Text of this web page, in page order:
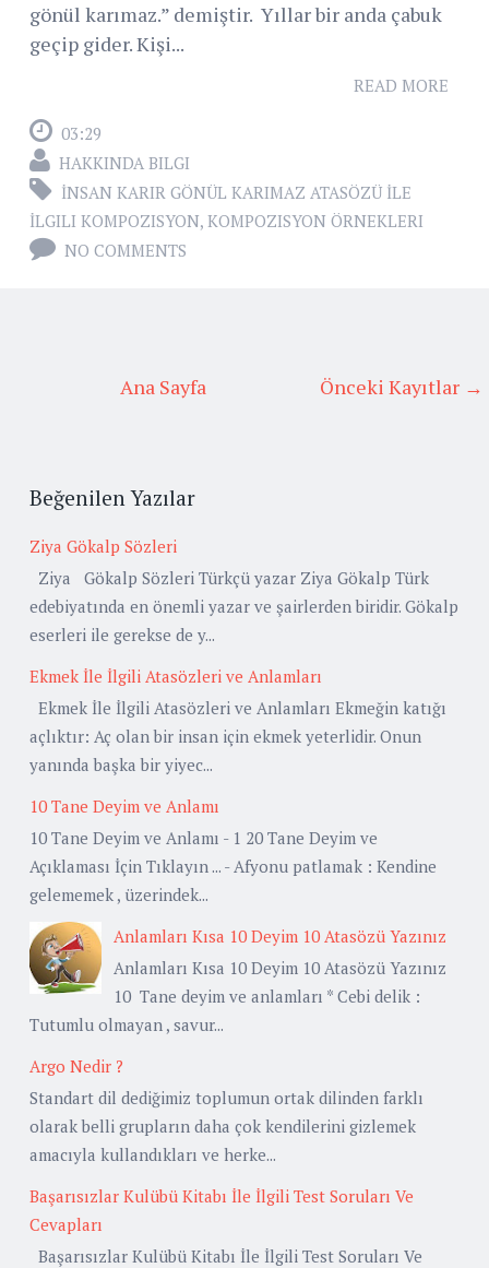
gönül karımaz.” demiştir. Yıllar bir anda çabuk
geçip gider. Kişi...
READ MORE
03:29
HAKKINDA BILGI
İNSAN KARIR GÖNÜL KARIMAZ ATASÖZÜ İLE
İLGILI KOMPOZISYON, KOMPOZISYON ÖRNEKLERI
NO COMMENTS
Önceki Kayıtlar →
Ana Sayfa
Beğenilen Yazılar
Ziya Gökalp Sözleri
Ziya Gökalp Sözleri Türkçü yazar Ziya Gökalp Türk
edebiyatında en önemli yazar ve şairlerden biridir. Gökalp
eserleri ile gerekse de y...
Ekmek İle İlgili Atasözleri ve Anlamları
Ekmek İle İlgili Atasözleri ve Anlamları Ekmeğin katığı
açlıktır: Aç olan bir insan için ekmek yeterlidir. Onun
yanında başka bir yiyec...
10 Tane Deyim ve Anlamı
10 Tane Deyim ve Anlamı - 1 20 Tane Deyim ve
Açıklaması İçin Tıklayın ... - Afyonu patlamak : Kendine
gelememek , üzerindek...
Anlamları Kısa 10 Deyim 10 Atasözü Yazınız
Anlamları Kısa 10 Deyim 10 Atasözü Yazınız
10 Tane deyim ve anlamları * Cebi delik :
Tutumlu olmayan , savur...
Argo Nedir ?
Standart dil dediğimiz toplumun ortak dilinden farklı
olarak belli grupların daha çok kendilerini gizlemek
amacıyla kullandıkları ve herke...
Başarısızlar Kulübü Kitabı İle İlgili Test Soruları Ve
Cevapları
Başarısızlar Kulübü Kitabı İle İlgili Test Soruları Ve